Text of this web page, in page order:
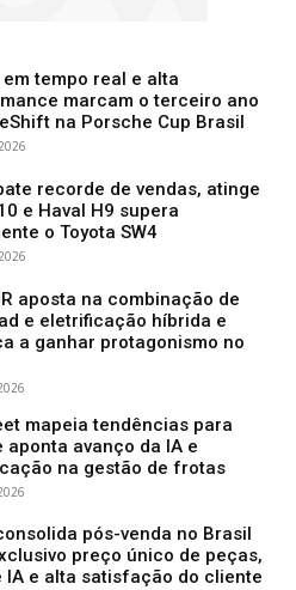
em tempo real e alta
marcam o terceiro ano
na Porsche Cup Brasil
recorde de vendas, atinge
e Haval H9 supera
o Toyota SW4
aposta na combinação de
e eletrificação híbrida e
a ganhar protagonismo no
mapeia tendências para
aponta avanço da IA e
na gestão de frotas
pós-venda no Brasil
preço único de peças,
IA e alta satisfação do cliente